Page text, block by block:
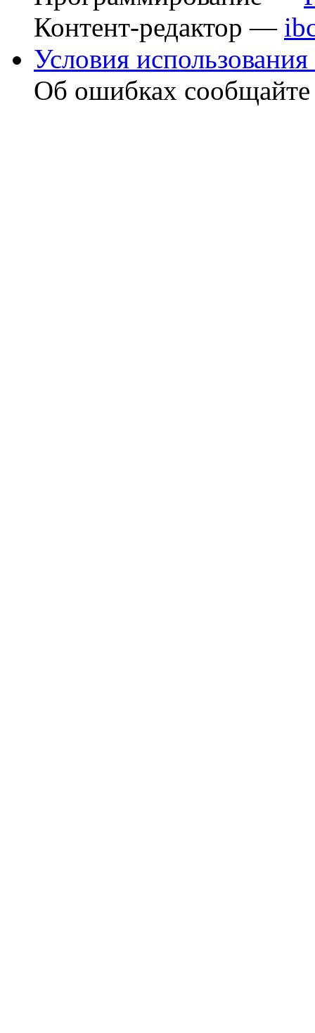
Контент-редактор —
Условия использования
Об ошибках